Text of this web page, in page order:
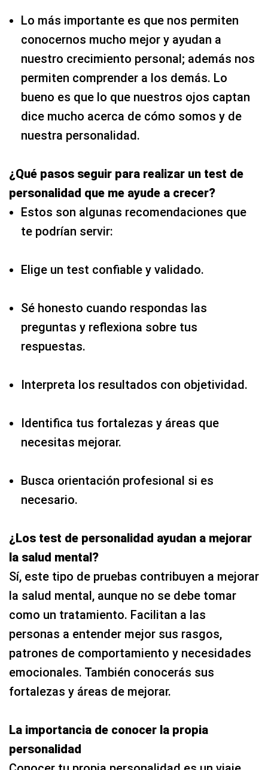
Lo más importante es que nos permiten
conocernos mucho mejor y ayudan a
nuestro crecimiento personal; además nos
permiten comprender a los demás. Lo
bueno es que lo que nuestros ojos captan
dice mucho acerca de cómo somos y de
nuestra personalidad.
¿Qué pasos seguir para realizar un test de
personalidad que me ayude a crecer?
Estos son algunas recomendaciones que
te podrían servir:
Elige un test confiable y validado.
Sé honesto cuando respondas las
preguntas y reflexiona sobre tus
respuestas.
Interpreta los resultados con objetividad.
Identifica tus fortalezas y áreas que
necesitas mejorar.
Busca orientación profesional si es
necesario.
¿Los test de personalidad ayudan a mejorar
la salud mental?
Sí, este tipo de pruebas contribuyen a mejorar
la salud mental, aunque no se debe tomar
como un tratamiento. Facilitan a las
personas a entender mejor sus rasgos,
patrones de comportamiento y necesidades
emocionales. También conocerás sus
fortalezas y áreas de mejorar.
La importancia de conocer la propia
personalidad